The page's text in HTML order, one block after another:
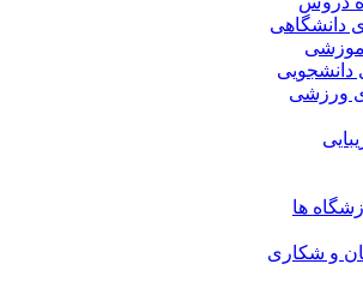
دانشگاهی
دانشجویی
ورزشی
ها
و شکاری